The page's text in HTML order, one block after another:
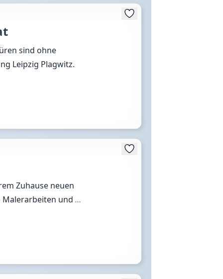
sind ohne
Leipzig Plagwitz.
Zuhause neuen
Malerarbeiten und …